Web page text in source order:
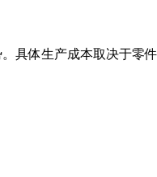
体生产成本取决于零